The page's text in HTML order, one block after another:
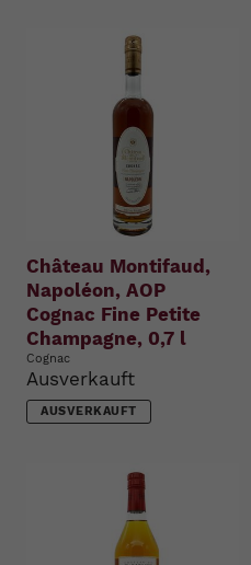
Château Montifaud,
Napoléon, AOP
Cognac Fine Petite
Champagne, 0,7 l
Cognac
Ausverkauft
AUSVERKAUFT